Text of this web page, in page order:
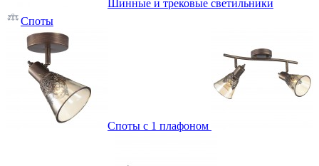
Шинные и трековые светильники
Споты
Споты с 1 плафоном